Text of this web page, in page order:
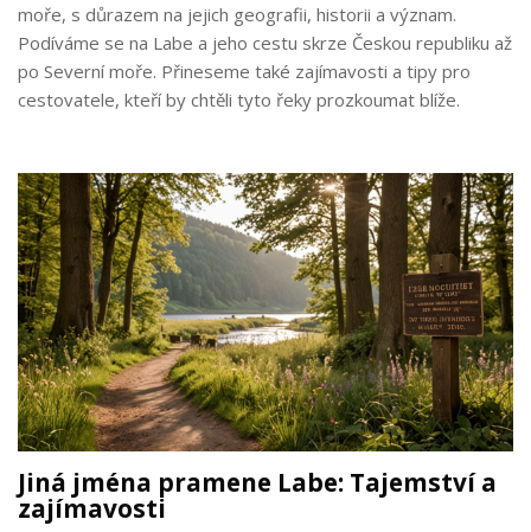
moře, s důrazem na jejich geografii, historii a význam.
Podíváme se na Labe a jeho cestu skrze Českou republiku až
po Severní moře. Přineseme také zajímavosti a tipy pro
cestovatele, kteří by chtěli tyto řeky prozkoumat blíže.
Jiná jména pramene Labe: Tajemství a
zajímavosti